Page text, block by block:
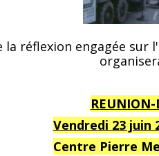
la réflexion engagée sur
REUNION-
Vendredi 23 juin
Centre Pierre